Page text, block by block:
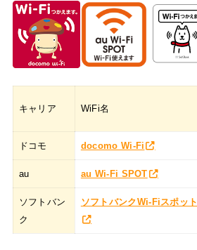
キャリア WiFi名
ドコモ docomo Wi-Fi
au au Wi-Fi SPOT
ソフトバン
ク
ソフトバンクWi-Fiスポット